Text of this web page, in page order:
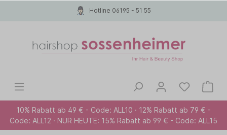
Hotline 06195 - 51 55
10% Rabatt ab 49 € - Code: ALL10 · 12% Rabatt ab 79 € -
Code: ALL12 · NUR HEUTE: 15% Rabatt ab 99 € - Code: ALL15